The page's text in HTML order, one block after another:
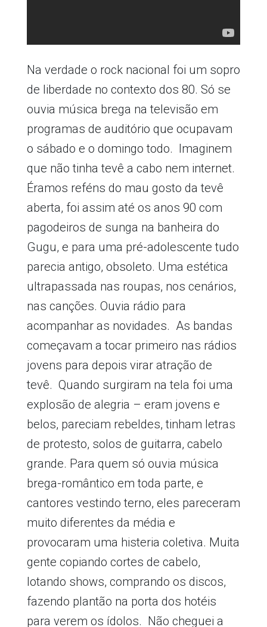
Na verdade o rock nacional foi um sopro
de liberdade no contexto dos 80. Só se
ouvia música brega na televisão em
programas de auditório que ocupavam
o sábado e o domingo todo. Imaginem
que não tinha tevê a cabo nem internet.
Éramos reféns do mau gosto da tevê
aberta, foi assim até os anos 90 com
pagodeiros de sunga na banheira do
Gugu, e para uma pré-adolescente tudo
parecia antigo, obsoleto. Uma estética
ultrapassada nas roupas, nos cenários,
nas canções. Ouvia rádio para
acompanhar as novidades. As bandas
começavam a tocar primeiro nas rádios
jovens para depois virar atração de
tevê. Quando surgiram na tela foi uma
explosão de alegria – eram jovens e
belos, pareciam rebeldes, tinham letras
de protesto, solos de guitarra, cabelo
grande. Para quem só ouvia música
brega-romântico em toda parte, e
cantores vestindo terno, eles pareceram
muito diferentes da média e
provocaram uma histeria coletiva. Muita
gente copiando cortes de cabelo,
lotando shows, comprando os discos,
fazendo plantão na porta dos hotéis
para verem os ídolos. Não cheguei a